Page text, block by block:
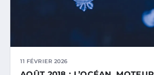
11 FÉVRIER 2026